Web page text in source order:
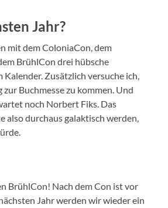
Jahr?
mit dem ColoniaCon, dem
BrühlCon drei hübsche
Zusätzlich versuche ich,
zur Buchmesse zu kommen. Und
noch Norbert Fiks. Das
also durchaus galaktisch werden,
BrühlCon! Nach dem Con ist vor
Jahr werden wir wieder ein